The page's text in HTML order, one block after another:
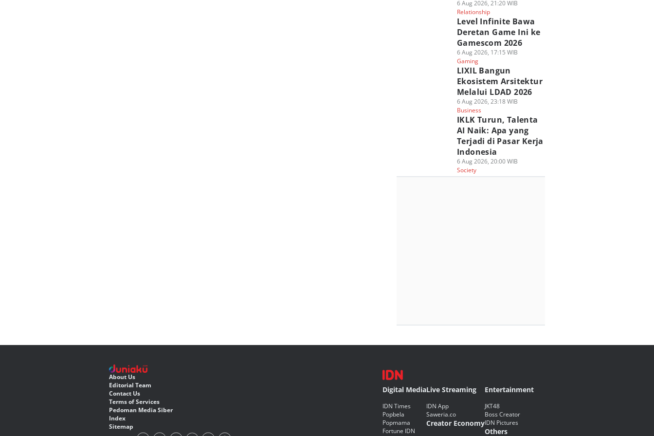
6 Aug 2026, 21:20 WIB
Relationship
Level Infinite Bawa
Deretan Game Ini ke
Gamescom 2026
6 Aug 2026, 17:15 WIB
Gaming
LIXIL Bangun
Ekosistem Arsitektur
Melalui LDAD 2026
6 Aug 2026, 23:18 WIB
Business
IKLK Turun, Talenta
AI Naik: Apa yang
Terjadi di Pasar Kerja
Indonesia
6 Aug 2026, 20:00 WIB
Society
About Us
Editorial Team
Contact Us
Terms of Services
Pedoman Media Siber
Index
Sitemap
Digital Media
IDN Times
Popbela
Popmama
Fortune IDN
Live Streaming
IDN App
Saweria.co
Creator Economy
Entertainment
JKT48
Boss Creator
IDN Pictures
Others